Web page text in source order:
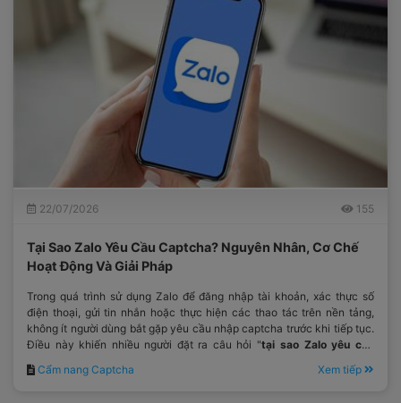
22/07/2026 155
Tại Sao Zalo Yêu Cầu Captcha? Nguyên Nhân, Cơ Chế
Hoạt Động Và Giải Pháp
Trong quá trình sử dụng Zalo để đăng nhập tài khoản, xác thực số
điện thoại, gửi tin nhắn hoặc thực hiện các thao tác trên nền tảng,
không ít người dùng bắt gặp yêu cầu nhập captcha trước khi tiếp tục.
Điều này khiến nhiều người đặt ra câu hỏi "tại sao Zalo yêu cầu
Cẩm nang Captcha Xem tiếp